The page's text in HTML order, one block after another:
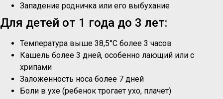
Западение родничка или его выбухание
Для детей от 1 года до 3 лет:
Температура выше 38,5°C более 3 часов
Кашель более 3 дней, особенно лающий или с
хрипами
Заложенность носа более 7 дней
Боли в ухе (ребенок трогает ухо, плачет)